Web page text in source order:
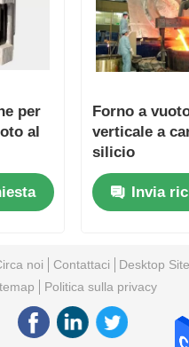
per
al
Forno a
verticale a
silicio
Invia
noi Contattaci
Desktop Site
Politica sulla privacy